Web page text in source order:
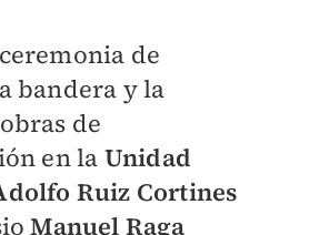
de
bandera y la
de
en la Unidad
Ruiz Cortines
Manuel Raga